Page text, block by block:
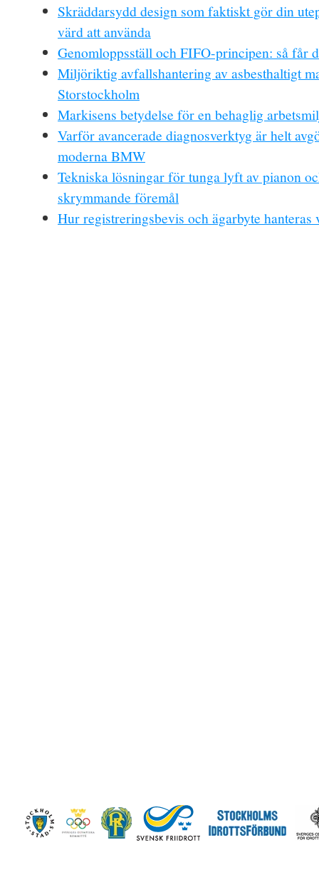
Skräddarsydd design som faktiskt gör din
värd att använda
Genomloppsställ och FIFO-principen: så får
Miljöriktig avfallshantering av asbesthaltigt
Storstockholm
Markisens betydelse för en behaglig
Varför avancerade diagnosverktyg är helt
moderna BMW
Tekniska lösningar för tunga lyft av pianon
skrymmande föremål
Hur registreringsbevis och ägarbyte